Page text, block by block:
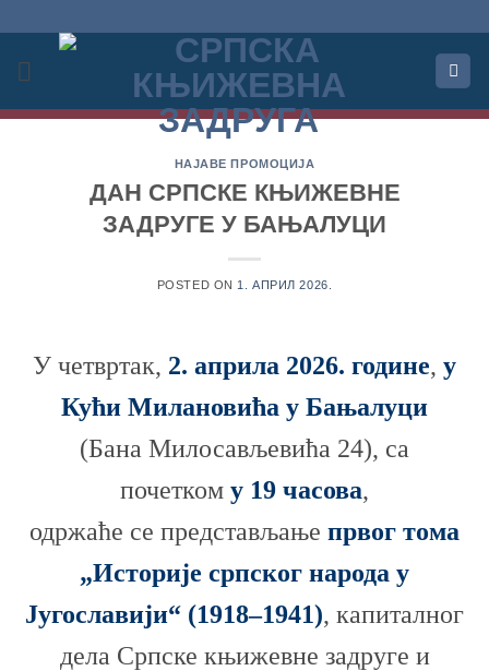
садржај
НАЈАВЕ ПРОМОЦИЈА
ДАН СРПСКЕ КЊИЖЕВНЕ
ЗАДРУГЕ У БАЊАЛУЦИ
POSTED ON 1. АПРИЛ 2026.
У четвртак, 2. априла 2026. године, у
Кући Милановића у Бањалуци
(Бана Милосављевића 24), са
почетком у 19 часова,
одржаће се представљање првог тома
„Историје српског народа у
Југославији“ (1918–1941), капиталног
дела Српске књижевне задруге и